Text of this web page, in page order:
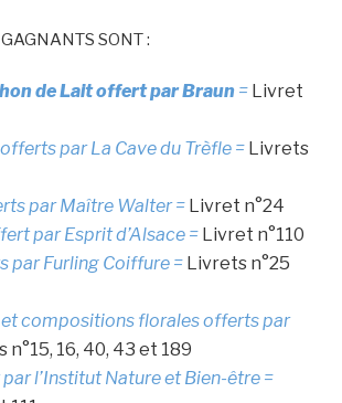
SONT :
de Lait offert par Braun = Livret
par La Cave du Trèfle = Livrets
par Maître Walter = Livret n°24
par Esprit d’Alsace = Livret n°110
par Furling Coiffure = Livrets n°25
compositions florales offerts par
n°15, 16, 40, 43 et 189
l’Institut Nature et Bien-être =